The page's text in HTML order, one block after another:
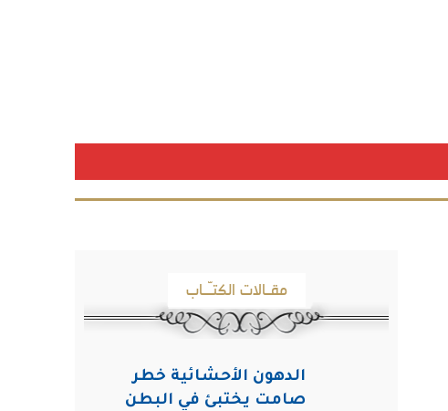
مقـالات الكتـّـاب
الدهون الأحشائية خطر
صامت يختبئ في البطن